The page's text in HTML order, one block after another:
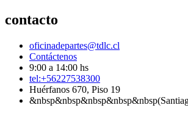
contacto
oficinadepartes@tdlc.cl
Contáctenos
9:00 a 14:00 hs
tel:+56227538300
Huérfanos 670, Piso 19